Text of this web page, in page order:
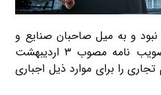
و به میل صاحبان صنایع و
تجار گذاشته شده بود اما تصویب نامه مصوب ۳ اردیبهشت
تجاری را برای موارد ذیل اجباری